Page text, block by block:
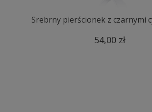
Srebrny pierścionek z czarnymi
54,00 zł